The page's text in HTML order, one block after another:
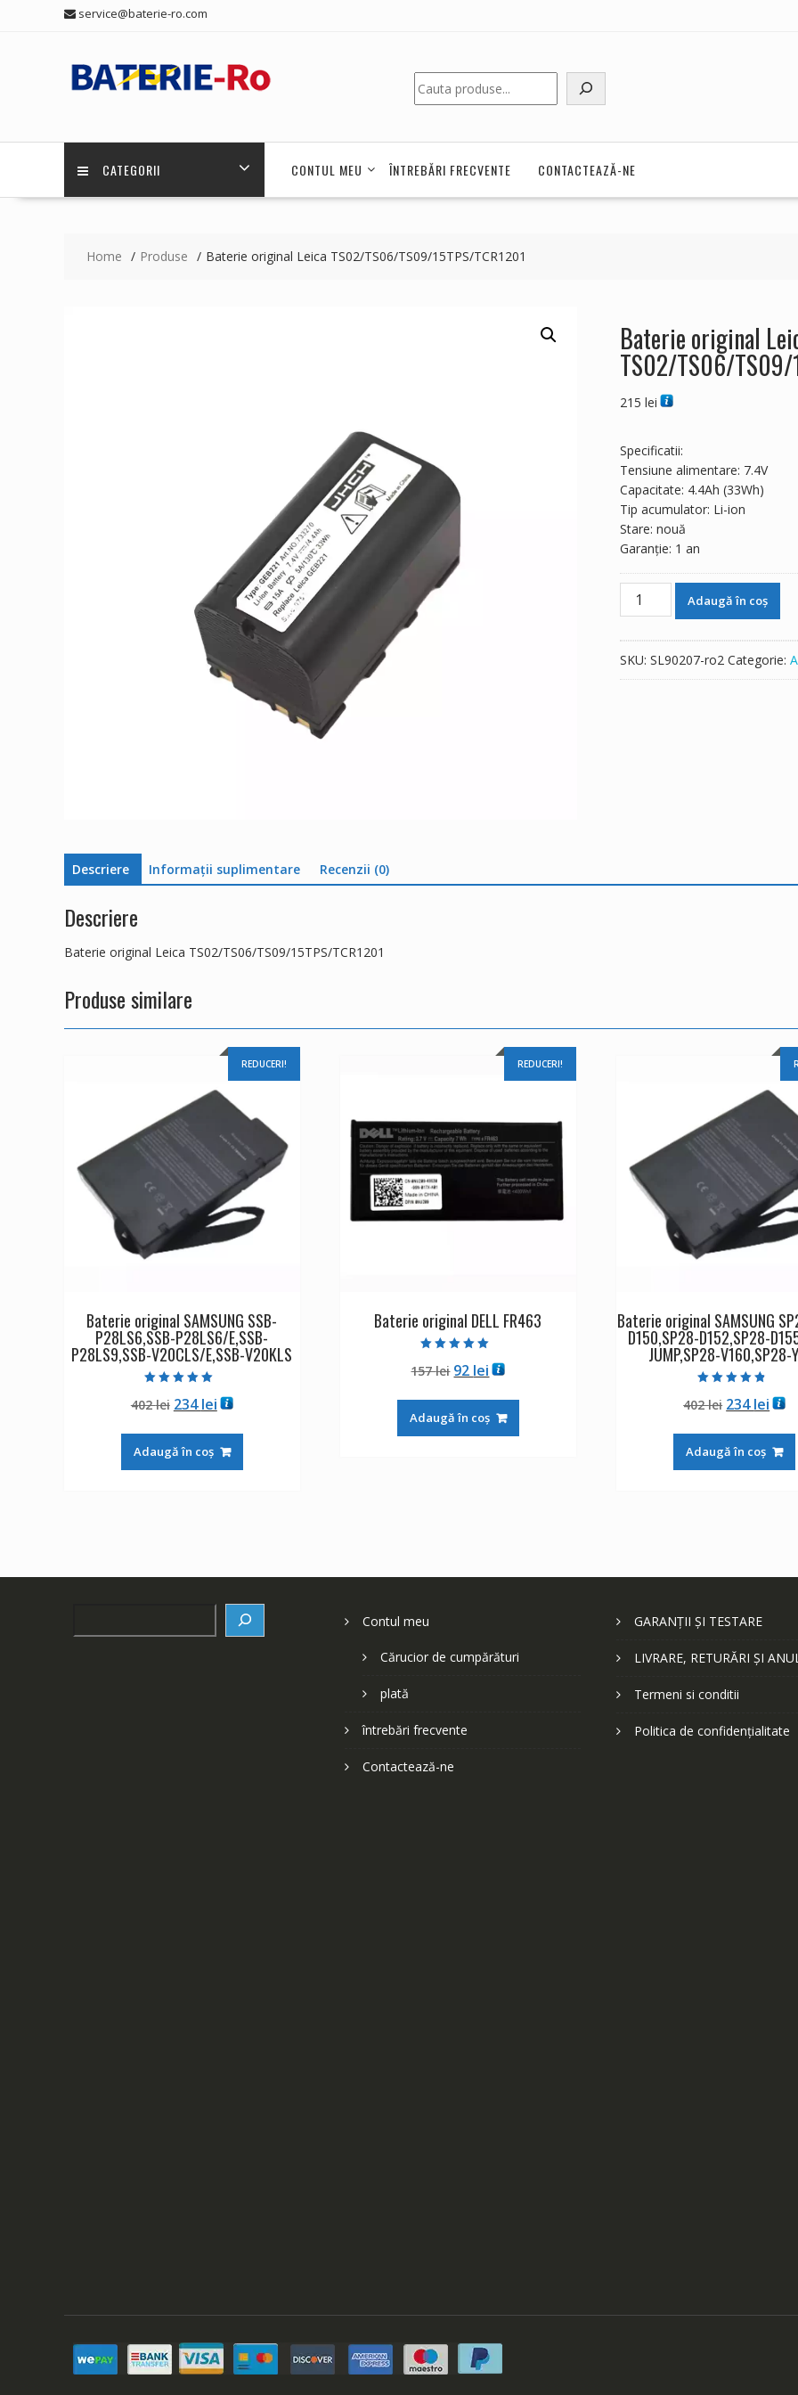
service@baterie-ro.com
Caută
CATEGORII CONTUL MEU ÎNTREBĂRI FRECVENTE CONTACTEAZĂ-NE
Home Produse Baterie original Leica TS02/TS06/TS09/15TPS/TCR1201
Baterie original
TS02/TS06/TS09/
215 lei
Specificatii:
Tensiune alimentare: 7.4V
Capacitate: 4.4Ah (33Wh)
Tip acumulator: Li-ion
Stare: nouă
Garanție: 1 an
Cantitate
Baterie
TS02/TS06/TS09/15TPS/
Adaugă în coș
SKU: SL90207-ro2 Categorie:
Descriere Informații suplimentare Recenzii (0)
Descriere
Baterie original Leica TS02/TS06/TS09/15TPS/TCR1201
Produse similare
REDUCERI!
Baterie original SAMSUNG SSB-
P28LS6,SSB-P28LS6/E,SSB-
P28LS9,SSB-V20CLS/E,SSB-V20KLS
5.00
din 5
402lei Prețul
a
fost:
234leiPrețul
este:
234 lei.
Adaugă în coș
REDUCERI!
Baterie original DELL FR463
5.00
din 5
157lei Prețul
a
fost:
92 leiPrețul
este:
92 lei.
Adaugă în coș
Baterie original SAMSUNG
D150,SP28-D152,SP28-
JUMP,SP28-V160,SP28-
4.50
din 5
402lei Prețul
a
fost:
234lei
este:
234
Adaugă în coș
Contul meu
Cărucior de cumpărături
plată
întrebări frecvente
Contactează-ne
GARANȚII ȘI TESTARE
LIVRARE, RETURĂRI ȘI
Termeni si conditii
Politica de confidențialitate